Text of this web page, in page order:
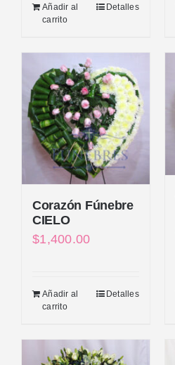
Añadir al
carrito
Detalles
Corazón Fúnebre
CIELO
$1,400.00
Añadir al
carrito
Detalles